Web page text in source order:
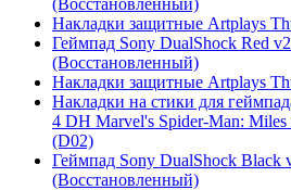
(Восстановленный)
Накладки защитные Artplays
Геймпад Sony DualShock Red
(Восстановленный)
Накладки защитные Artplays
Накладки на стики для
4 DH Marvel's Spider-Man:
(D02)
Геймпад Sony DualShock Black
(Восстановленный)